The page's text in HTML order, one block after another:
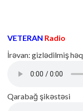
VETERAN Radio
İrəvan: gizlədilmiş
Qarabağ şikəstəsi